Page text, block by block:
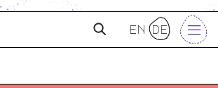
en de